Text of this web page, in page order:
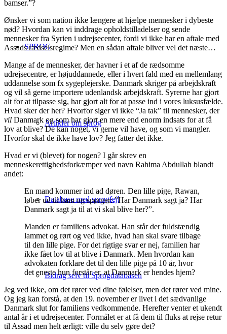
SPROG
Artikler om sprog
Database med sprogfejl
Bidrag selv til Sprogdatabasen
bamser.”?
Ønsker vi som nation ikke længere at hjælpe mennesker i dybeste
nød? Hvordan kan vi inddrage opholdstilladelser og sende
mennesker fra Syrien i udrejsecenter, fordi vi ikke har en aftale med
Assads rædselsregime? Men en sådan aftale bliver vel det næste…
Mange af de mennesker, der havner i et af de rædsomme
udrejsecentre, er højuddannede, eller i hvert fald med en mellemlang
uddannelse som fx sygeplejerske. Danmark skriger på arbejdskraft
og vil så gerne importere udenlandsk arbejdskraft. Syrerne har gjort
alt for at tilpasse sig, har gjort alt for at passe ind i vores luksusfælde.
Hvad sker der her? Hvorfor siger vi ikke “Ja tak” til mennesker, der
vil Danmark og som har gjort en mere end enorm indsats for at få
lov at blive? De kan noget, vi gerne vil have, og som vi mangler.
Hvorfor skal de ikke have lov? Jeg fatter det ikke.
Hvad er vi (blevet) for nogen? I går skrev en
menneskerettighedsforkæmper ved navn Rahima Abdullah blandt
andet:
En mand kommer ind ad døren. Den lille pige, Rawan,
løber ud til ham og spørger: ”Har Danmark sagt ja? Har
Danmark sagt ja til at vi skal blive her?”.
Manden er familiens advokat. Han står der fuldstændig
lammet og rørt og ved ikke, hvad han skal svare tilbage
til den lille pige. For det rigtige svar er nej, familien har
ikke fået lov til at blive i Danmark. Men hvordan kan
advokaten forklare det til den lille pige på 10 år, hvor
det eneste hun forstår er, at Danmark er hendes hjem?
Jeg ved ikke, om det rører ved dine følelser, men det rører ved mine.
Og jeg kan forstå, at den 19. november er livet i det sædvanlige
Danmark slut for familiens vedkommende. Herefter venter et ukendt
antal år i et udrejsecenter. Formålet er at få dem til fluks at rejse retur
til Assad men helt ærligt: ville du selv gøre det?